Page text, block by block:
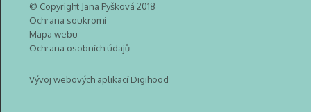
© Copyright Jana Pyšková 2018
Ochrana soukromí
Mapa webu
Ochrana osobních údajů
Vývoj webových aplikací Digihood